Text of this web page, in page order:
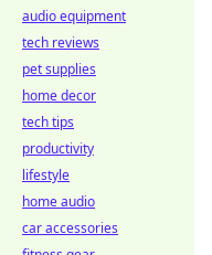
audio equipment
tech reviews
pet supplies
home decor
tech tips
productivity
lifestyle
home audio
car accessories